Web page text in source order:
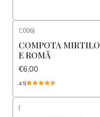
C006|
COMPOTA MIRTILO
E ROMÃ
€6,00
4.5
|